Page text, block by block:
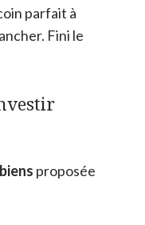
parfait à
Fini le
proposée